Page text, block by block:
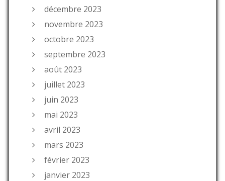
décembre 2023
novembre 2023
octobre 2023
septembre 2023
août 2023
juillet 2023
juin 2023
mai 2023
avril 2023
mars 2023
février 2023
janvier 2023